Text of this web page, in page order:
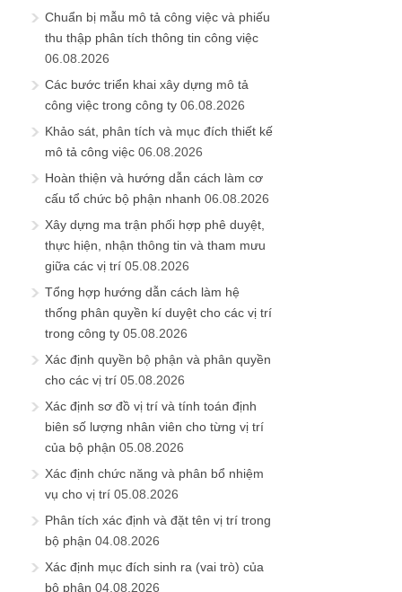
Chuẩn bị mẫu mô tả công việc và phiếu
thu thập phân tích thông tin công việc
06.08.2026
Các bước triển khai xây dựng mô tả
công việc trong công ty 06.08.2026
Khảo sát, phân tích và mục đích thiết kế
mô tả công việc 06.08.2026
Hoàn thiện và hướng dẫn cách làm cơ
cấu tổ chức bộ phận nhanh 06.08.2026
Xây dựng ma trận phối hợp phê duyệt,
thực hiện, nhận thông tin và tham mưu
giữa các vị trí 05.08.2026
Tổng hợp hướng dẫn cách làm hệ
thống phân quyền kí duyệt cho các vị trí
trong công ty 05.08.2026
Xác định quyền bộ phận và phân quyền
cho các vị trí 05.08.2026
Xác định sơ đồ vị trí và tính toán định
biên số lượng nhân viên cho từng vị trí
của bộ phận 05.08.2026
Xác định chức năng và phân bổ nhiệm
vụ cho vị trí 05.08.2026
Phân tích xác định và đặt tên vị trí trong
bộ phận 04.08.2026
Xác định mục đích sinh ra (vai trò) của
bộ phận 04.08.2026